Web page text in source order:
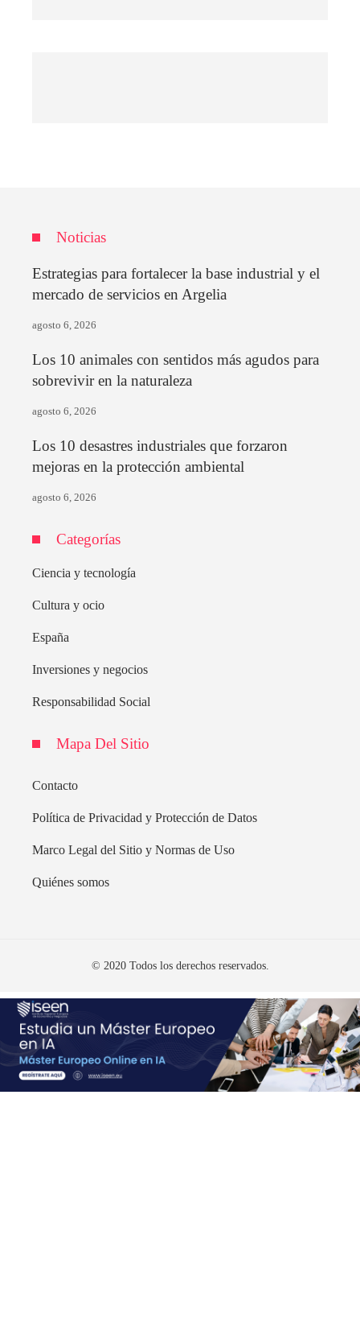
Noticias
Estrategias para fortalecer la base industrial y el
mercado de servicios en Argelia
agosto 6, 2026
Los 10 animales con sentidos más agudos para
sobrevivir en la naturaleza
agosto 6, 2026
Los 10 desastres industriales que forzaron
mejoras en la protección ambiental
agosto 6, 2026
Categorías
Ciencia y tecnología
Cultura y ocio
España
Inversiones y negocios
Responsabilidad Social
Mapa Del Sitio
Contacto
Política de Privacidad y Protección de Datos
Marco Legal del Sitio y Normas de Uso
Quiénes somos
© 2020 Todos los derechos reservados.